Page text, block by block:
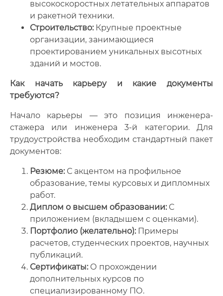
высокоскоростных летательных аппаратов
и ракетной техники.
Строительство:Крупные проектные
организации, занимающиеся
проектированием уникальных высотных
зданий и мостов.
Как начать карьеру и какие документы
требуются?
Начало карьеры — это позиция инженера-
стажера или инженера 3-й категории. Для
трудоустройства необходим стандартный пакет
документов:
Резюме:С акцентом на профильное
образование, темы курсовых и дипломных
работ.
Диплом о высшем образовании:С
приложением (вкладышем с оценками).
Портфолио (желательно):Примеры
расчетов, студенческих проектов, научных
публикаций.
Сертификаты:О прохождении
дополнительных курсов по
специализированному ПО.